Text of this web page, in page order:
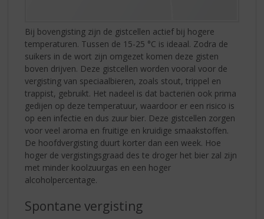
Bij bovengisting zijn de gistcellen actief bij hogere
temperaturen. Tussen de 15-25 °C is ideaal. Zodra de
suikers in de wort zijn omgezet komen deze gisten
boven drijven. Deze gistcellen worden vooral voor de
vergisting van speciaalbieren, zoals stout, trippel en
trappist, gebruikt. Het nadeel is dat bacteriën ook prima
gedijen op deze temperatuur, waardoor er een risico is
op een infectie en dus zuur bier. Deze gistcellen zorgen
voor veel aroma en fruitige en kruidige smaakstoffen.
De hoofdvergisting duurt korter dan een week. Hoe
hoger de vergistingsgraad des te droger het bier zal zijn
met minder koolzuurgas en een hoger
alcoholpercentage.
Spontane vergisting